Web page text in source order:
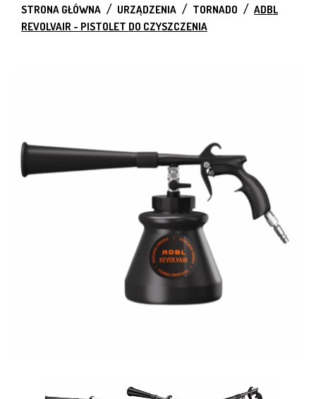
STRONA GŁÓWNA URZĄDZENIA TORNADO
ADBL
REVOLVAIR - PISTOLET DO CZYSZCZENIA